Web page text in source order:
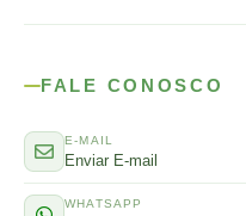
FALE CONOSCO
E-MAIL
Enviar E-mail
WHATSAPP